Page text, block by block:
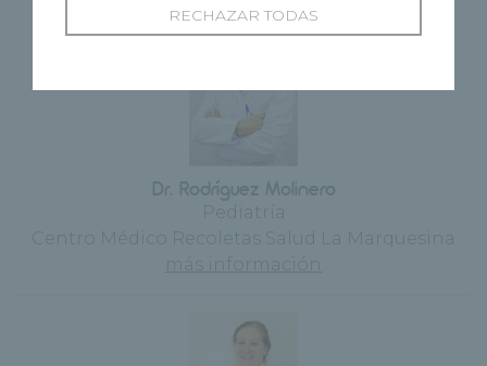
Dr. Rodríguez Molinero
Pediatría
Centro Médico Recoletas Salud La Marquesina
más información
RECHAZAR TODAS